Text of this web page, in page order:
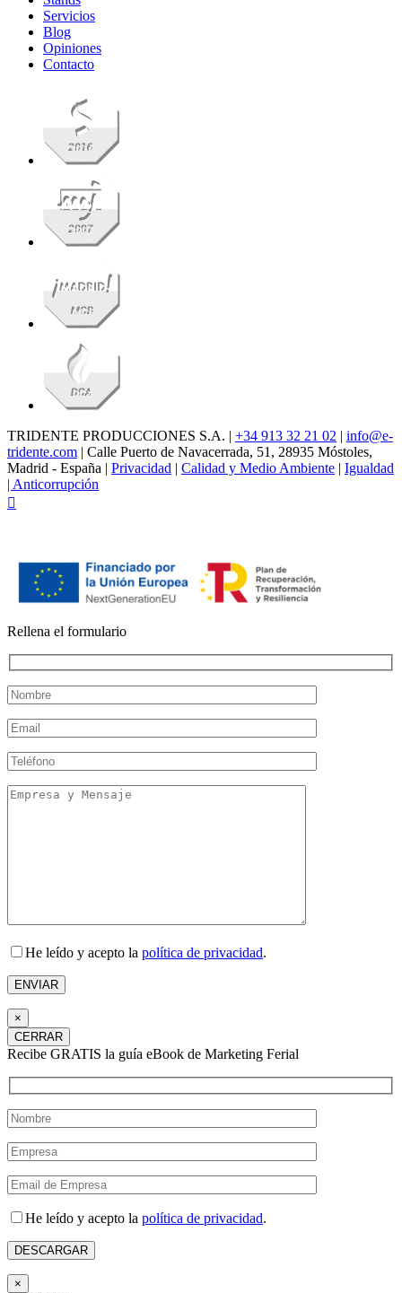
Servicios
Blog
Opiniones
Contacto
TRIDENTE PRODUCCIONES S.A. | +34 913 32 21 02 | info@e-
tridente.com | Calle Puerto de Navacerrada, 51, 28935 Móstoles,
Madrid - España | Privacidad | Calidad y Medio Ambiente | Igualdad
| Anticorrupción
Rellena el formulario
He leído y acepto la política de privacidad.
×
CERRAR
Recibe GRATIS la guía eBook de Marketing Ferial
He leído y acepto la política de privacidad.
×